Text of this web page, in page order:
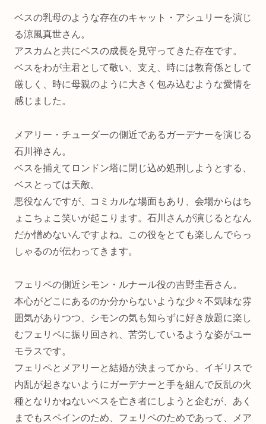
ベスの乳母のような存在のキャット・アシュリーを演じ
る涼風真世さん。
アスカムと共にベスの成長を見守ってきた存在です。
ベスをわが主君として敬い、支え、時には教育係として
厳しく、時に母親のように大きく包み込むような愛情を
感じました。
メアリー・チューダーの側近であるガーデナーを演じる
石川禅さん。
ベスを捕えてロンドン塔に閉じ込め処刑しようとする、
ベスとっては天敵。
悪役なんですが、コミカルな場面もあり、会場からはち
ょこちょこ笑いが起こります。石川さんが演じるとなん
だか憎めないんですよね。この役をとても楽しんでらっ
しゃるのが伝わってきます。
フェリペの側近シモン・ルナール役の吉野圭吾さん。
本心がどこにあるのか分からないような少々不気味な雰
囲気がありつつ、シモンの気も知らずに好き放題に楽し
むフェリペに振り回され、苦労しているような姿がユー
モラスです。
フェリペとメアリーと結婚が決まってから、イギリスで
内乱が起きないようにガーデナーと手を組んで反乱の火
種となりかねないベスを亡き者にしようと企むが、あく
までもスペインのため、フェリペのためであって、メア